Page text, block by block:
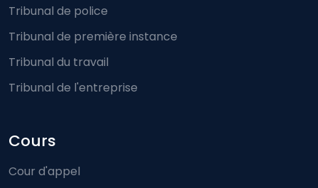
Tribunal de police
Tribunal de première instance
Tribunal du travail
Tribunal de l'entreprise
Cours
Cour d'appel